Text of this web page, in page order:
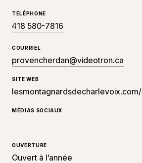
TÉLÉPHONE
418 580-7816
COURRIEL
provencherdan@videotron.ca
SITE WEB
lesmontagnardsdecharlevoix.com/
MÉDIAS SOCIAUX
OUVERTURE
Ouvert à l’année